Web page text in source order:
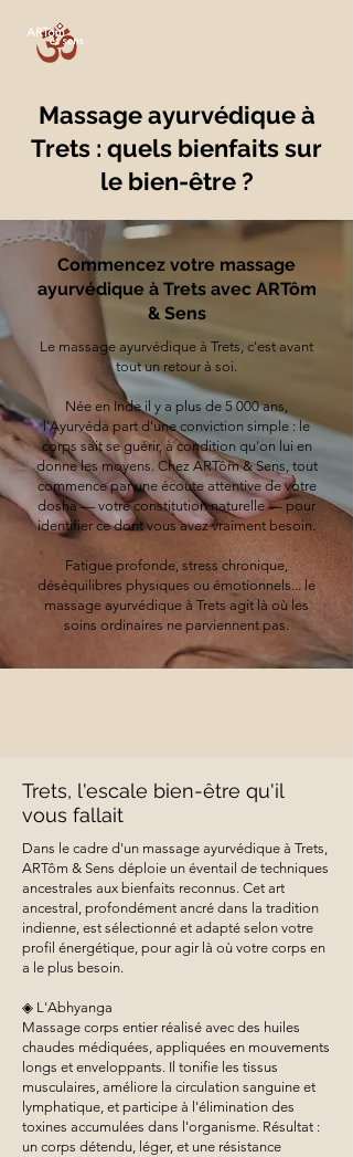
Massage ayurvédique à
Trets : quels bienfaits sur
le bien-être ?
Commencez votre massage
ayurvédique à Trets avec ARTôm
& Sens
Le massage ayurvédique à Trets, c'est avant
tout un retour à soi.
Née en Inde il y a plus de 5 000 ans,
l'Ayurvéda part d'une conviction simple : le
corps sait se guérir, à condition qu'on lui en
donne les moyens. Chez ARTôm & Sens, tout
commence par une écoute attentive de votre
dosha — votre constitution naturelle — pour
identifier ce dont vous avez vraiment besoin.
Fatigue profonde, stress chronique,
déséquilibres physiques ou émotionnels... le
massage ayurvédique à Trets agit là où les
soins ordinaires ne parviennent pas.
Trets, l'escale bien-être qu'il
vous fallait
Dans le cadre d'un massage ayurvédique à Trets,
ARTôm & Sens déploie un éventail de techniques
ancestrales aux bienfaits reconnus. Cet art
ancestral, profondément ancré dans la tradition
indienne, est sélectionné et adapté selon votre
profil énergétique, pour agir là où votre corps en
a le plus besoin.
◈ L'Abhyanga
Massage corps entier réalisé avec des huiles
chaudes médiquées, appliquées en mouvements
longs et enveloppants. Il tonifie les tissus
musculaires, améliore la circulation sanguine et
lymphatique, et participe à l'élimination des
toxines accumulées dans l'organisme. Résultat :
un corps détendu, léger, et une résistance